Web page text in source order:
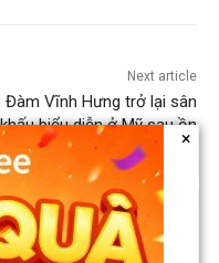
Next article
Đàm Vĩnh Hưng trở lại sân
khấu biểu diễn ở Mỹ sau ồn
kiện tụng; Được khán giả
reo cổ vũ, ăn mừng chiến
thắng
×